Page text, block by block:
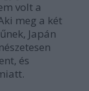
volt a
meg a két
Japán
és